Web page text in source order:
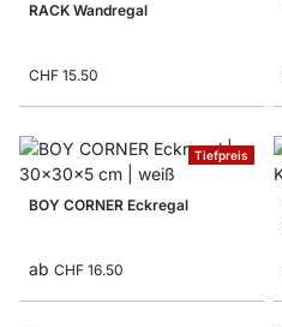
RACK Wandregal
CHF 15.50
Tiefpreis
BOY CORNER Eckregal
ab CHF 16.50